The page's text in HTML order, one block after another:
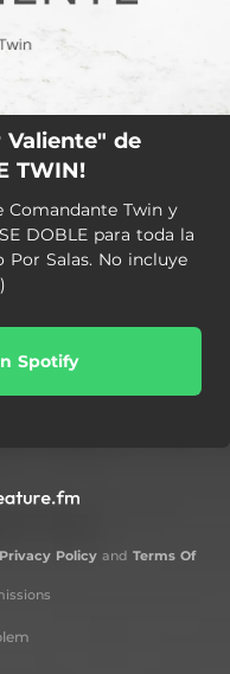
Valiente" de
TWIN!
Comandante Twin y
DOBLE para toda la
Salas. No incluye
Spotify
Privacy Policyand Terms Of